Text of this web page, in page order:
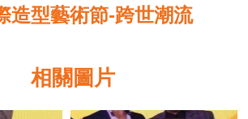
造型藝術節-跨世潮流
相關圖片